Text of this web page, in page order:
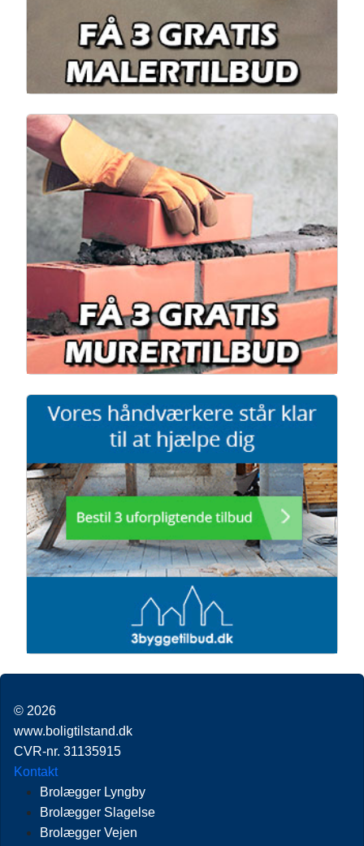
© 2026
www.boligtilstand.dk
CVR-nr. 31135915
Kontakt
Brolægger Lyngby
Brolægger Slagelse
Brolægger Vejen